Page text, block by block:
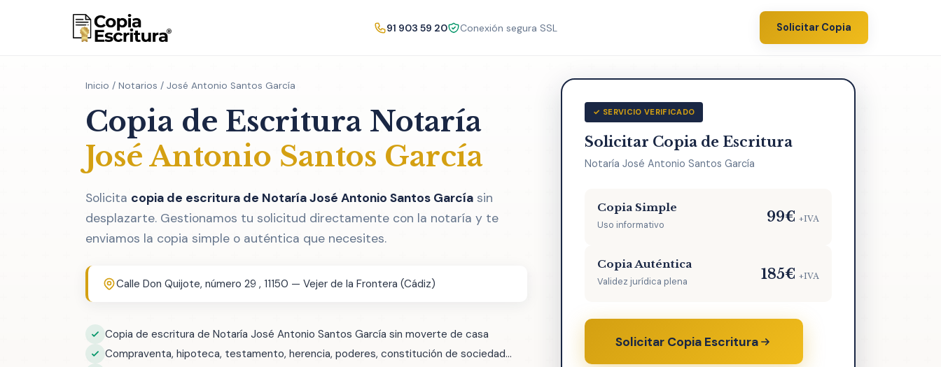
91 903 59 20 Conexión segura SSL Solicitar Copia
Inicio / Notarios / José Antonio Santos García
Copia de Escritura Notaría
José Antonio Santos García
Solicita copia de escritura de Notaría José Antonio Santos García sin
desplazarte. Gestionamos tu solicitud directamente con la notaría y te
enviamos la copia simple o auténtica que necesites.
Calle Don Quijote, número 29 , 11150 — Vejer de la Frontera (Cádiz)
Copia de escritura de Notaría José Antonio Santos García sin moverte de casa
Compraventa, hipoteca, testamento, herencia, poderes, constitución de sociedad...
✓ SERVICIO VERIFICADO
Solicitar Copia de Escritura
Notaría José Antonio Santos García
Copia Simple
Uso informativo 99€ +IVA
Copia Auténtica
Validez jurídica plena 185€ +IVA
Solicitar Copia Escritura